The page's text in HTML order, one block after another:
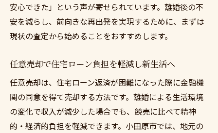
安心できた」という声が寄せられています。離婚後の不
安を減らし、前向きな再出発を実現するために、まずは
現状の査定から始めることをおすすめします。
任意売却で住宅ローン負担を軽減し新生活へ
任意売却は、住宅ローン返済が困難になった際に金融機
関の同意を得て売却する方法です。離婚による生活環境
の変化で収入が減少した場合でも、競売に比べて精神
的・経済的負担を軽減できます。小田原市では、地元の